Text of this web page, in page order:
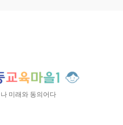
미래와 동의어다